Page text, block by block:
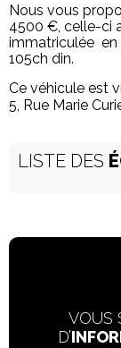
Nous vous
4500 €, celle-ci
immatriculée en
105ch din.
Ce véhicule est
5, Rue Marie
LISTE DES
VOUS
D’